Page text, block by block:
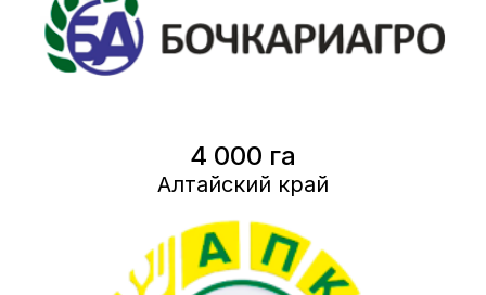
4 000 га
Алтайский край